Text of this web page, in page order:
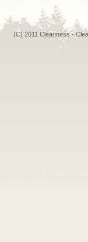
(C) 2011 Cleanness -